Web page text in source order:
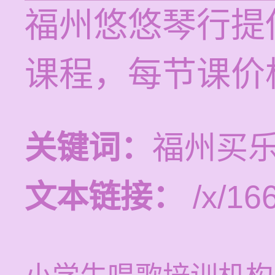
福州悠悠琴行
课程，每节课
关键词： 福州买
文本链接：
/x/